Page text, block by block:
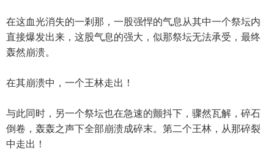
在这血光消失的一剎那，一股强悍的气息从其中一个祭坛内
直接爆发出来，这股气息的强大，似那祭坛无法承受，最终
轰然崩溃。
在其崩溃中，一个王林走出！
与此同时，另一个祭坛也在急速的颤抖下，骤然瓦解，碎石
倒卷，轰轰之声下全部崩溃成碎末。第二个王林，从那碎裂
中走出！